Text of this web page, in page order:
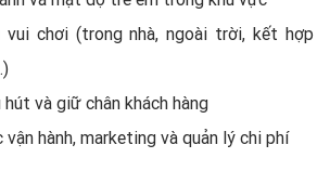
vui chơi (trong nhà, ngoài trời, kết hợp
hút và giữ chân khách hàng
hành, marketing và quản lý chi phí